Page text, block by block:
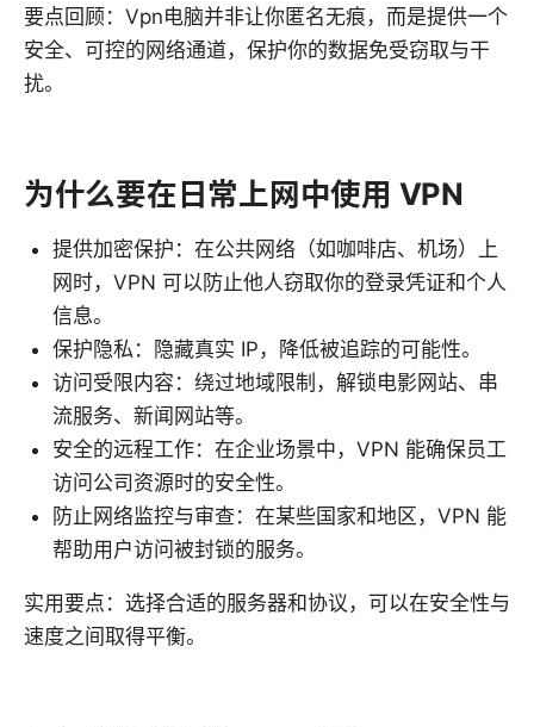
要点回顾：Vpn电脑并非让你匿名无痕，而是提供一个
安全、可控的网络通道，保护你的数据免受窃取与干
扰。
为什么要在日常上网中使用 VPN
提供加密保护：在公共网络（如咖啡店、机场）上
网时，VPN 可以防止他人窃取你的登录凭证和个人
信息。
保护隐私：隐藏真实 IP，降低被追踪的可能性。
访问受限内容：绕过地域限制，解锁电影网站、串
流服务、新闻网站等。
安全的远程工作：在企业场景中，VPN 能确保员工
访问公司资源时的安全性。
防止网络监控与审查：在某些国家和地区，VPN 能
帮助用户访问被封锁的服务。
实用要点：选择合适的服务器和协议，可以在安全性与
速度之间取得平衡。